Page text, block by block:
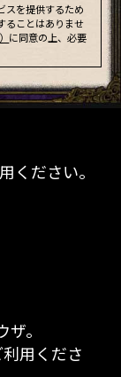
スを提供するため
ることはありませ
に同意の上、必要
ください。
。
用くださ